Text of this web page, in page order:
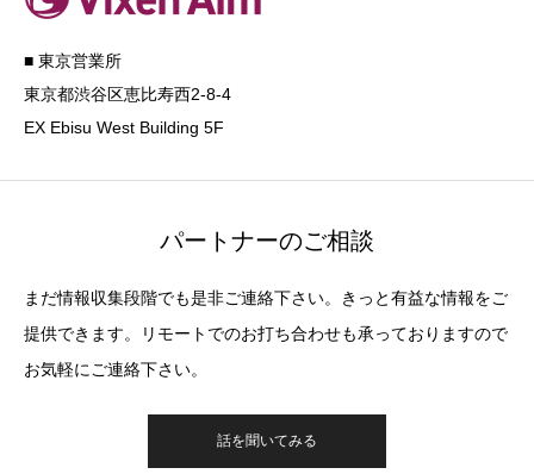
■ 東京営業所
東京都渋谷区恵比寿西2-8-4
EX Ebisu West Building 5F
パートナーのご相談
まだ情報収集段階でも是非ご連絡下さい。きっと有益な情報をご
提供できます。リモートでのお打ち合わせも承っておりますので
お気軽にご連絡下さい。
話を聞いてみる